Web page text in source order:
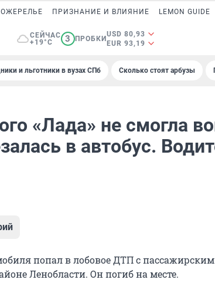
ПРИЗНАНИЕ И ВЛИЯНИЕ LEMON GUIDE
СЕЙЧАС
+19°C
3 ПРОБКИ
USD 80,93
EUR 93,19
и льготники в вузах СПб Сколько стоят арбузы
«Лада» не смогла
в автобус.
попал в лобовое ДТП с пассажирским
Ленобласти. Он погиб на месте.